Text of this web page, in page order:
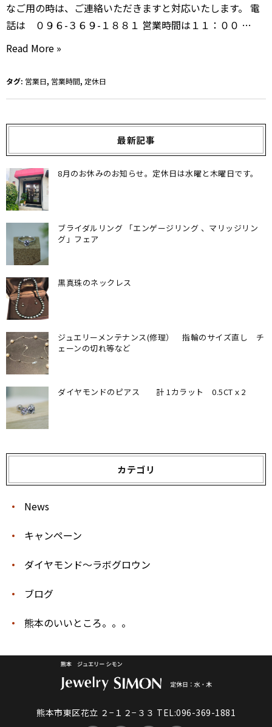
なご用の時は、ご連絡いただきますと対応いたします。 電
話は ０９６-３６９-１８８１ 営業時間は１１：００ …
8
の
の
お
知
ら
定
休
日
は
水
曜
と
木
曜
日
で
す。
Read More »
タグ: 営業日, 営業時間, 定休日
最新記事
8月のお休みのお知らせ。定休日は水曜と木曜日です。
ブライダルリング 「エンゲージリング 、マリッジリン
グ」フェア
黒真珠のネックレス
ジュエリーメンテナンス(修理） 指輪のサイズ直し チ
ェーンの切れ等など
ダイヤモンドのピアス 計 1カラット 0.5CTｘ2
カテゴリ
News
キャンペーン
ダイヤモンド〜ラボグロウン
ブログ
熊本のいいところ。。。
熊本市東区花立 ２−１２−３３ TEL:096-369-1881